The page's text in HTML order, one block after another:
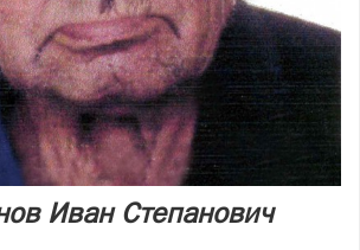
Иван Степанович